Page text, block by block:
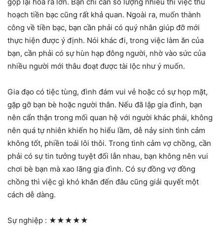
gộp lại hóa ra lớn. Bạn chỉ cần số lượng nhiều thì việc thu
hoạch tiền bạc cũng rất khả quan. Ngoài ra, muốn thành
công về tiền bạc, bạn cần phải có quý nhân giúp đỡ mới
thực hiện được ý định. Nói khác đi, trong việc làm ăn của
bạn, cần phải có sự hùn hạp đông người, nhờ vào sức của
nhiều người mới thâu đoạt được tài lộc như ý muốn.
Gia đạo có tiệc tùng, đình đám vui vẻ hoặc có sự họp mặt,
gặp gỡ bạn bè hoặc người thân. Nếu đã lập gia đình, bạn
nên cẩn thận trong mối quan hệ với người khác phái, không
nên quá tự nhiên khiến họ hiểu lầm, dễ nảy sinh tình cảm
không tốt, phiền toái lôi thôi. Trong tình cảm vợ chồng, cần
phải có sự tin tưởng tuyệt đối lẫn nhau, bạn không nên vui
chơi bè bạn mà xao lãng gia đình. Có sự đồng vợ đồng
chồng thì việc gì khó khăn đến đâu cũng giải quyết một
cách dễ dàng.
Sự nghiệp : ★★★★★